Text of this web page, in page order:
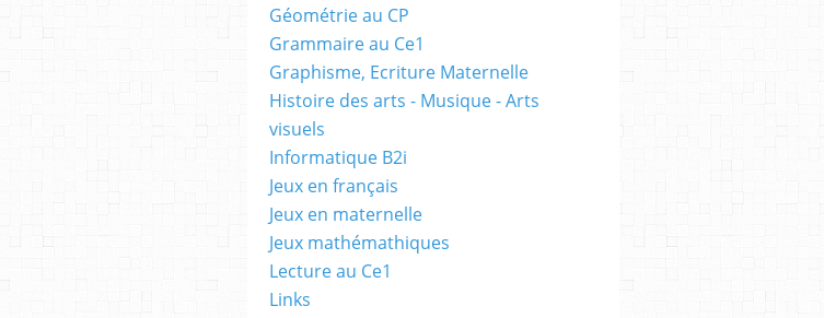
Géométrie au CP
Grammaire au Ce1
Graphisme, Ecriture Maternelle
Histoire des arts - Musique - Arts
visuels
Informatique B2i
Jeux en français
Jeux en maternelle
Jeux mathémathiques
Lecture au Ce1
Links